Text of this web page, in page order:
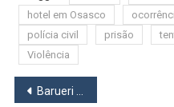
hotel em Osasco
polícia civil
prisão
Violência
Navegação
Barueri entra para o Top 5 de São Paulo em transparência fiscal e se torna referência em gestão pública